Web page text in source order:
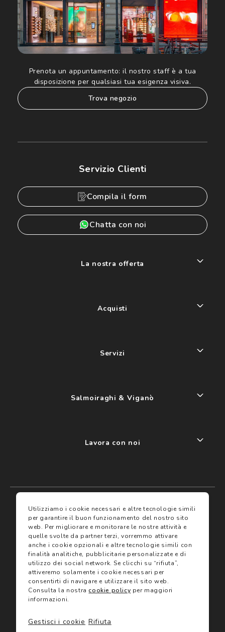
I miei preferiti
Assicurazioni
Servizi
Trova negozio
Gift Card
Prenota un appuntamento: il nostro staff è a tua
disposizione per qualsiasi tua esigenza visiva.
trova negozio
Servizio Clienti
Compila il form
Chatta con noi
La nostra offerta
Acquisti
Servizi
Salmoiraghi & Viganò
Lavora con noi
Termini e condizioni
Termini di vendita
Avvertenze e informazioni di sicurezza sui prodotti
Informativa sulla Privacy
Utilizzo dei cookie
Utilizziamo i cookie necessari e altre tecnologie simili
per garantire il buon funzionamento del nostro sito
web. Per migliorare e monitorare le nostre attività e
quelle svolte da partner terzi, vorremmo attivare
anche i cookie opzionali e altre tecnologie simili con
finalità analitiche, pubblicitarie personalizzate e di
utilizzo dei social network. Se clicchi su “rifiuta”,
attiveremo solamente i cookie necessari per
consentirti di navigare e utilizzare il sito web.
Consulta la nostracookie policy per maggiori
informazioni.
Rifiuta
Gestisci i cookie